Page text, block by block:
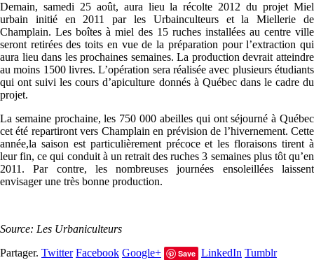
Demain, samedi 25 août, aura lieu la récolte 2012 du projet Miel
urbain initié en 2011 par les Urbainculteurs et la Miellerie de
Champlain. Les boîtes à miel des 15 ruches installées au centre ville
seront retirées des toits en vue de la préparation pour l’extraction qui
aura lieu dans les prochaines semaines. La production devrait atteindre
au moins 1500 livres. L’opération sera réalisée avec plusieurs étudiants
qui ont suivi les cours d’apiculture donnés à Québec dans le cadre du
projet.
La semaine prochaine, les 750 000 abeilles qui ont séjourné à Québec
cet été repartiront vers Champlain en prévision de l’hivernement. Cette
année,la saison est particulièrement précoce et les floraisons tirent à
leur fin, ce qui conduit à un retrait des ruches 3 semaines plus tôt qu’en
2011. Par contre, les nombreuses journées ensoleillées laissent
envisager une très bonne production.
Source: Les Urbaniculteurs
Partager. Twitter Facebook Google+ Save LinkedIn Tumblr